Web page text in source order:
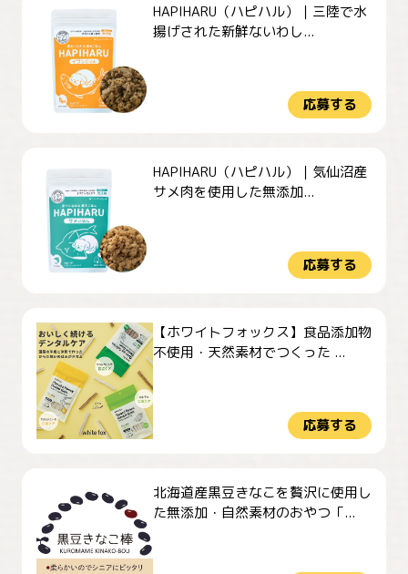
HAPIHARU（ハピハル）｜三陸で水
揚げされた新鮮ないわし...
応募する
HAPIHARU（ハピハル）｜気仙沼産
サメ肉を使用した無添加...
応募する
【ホワイトフォックス】食品添加物
不使用・天然素材でつくった ...
応募する
北海道産黒豆きなこを贅沢に使用し
た無添加・自然素材のおやつ「...